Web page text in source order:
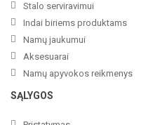
Stalo serviravimui
Indai biriems produktams
Namų jaukumui
Aksesuarai
Namų apyvokos reikmenys
SĄLYGOS